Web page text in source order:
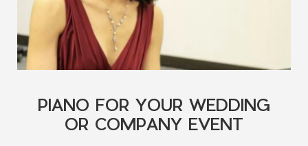
PIANO FOR YOUR WEDDING
OR COMPANY EVENT